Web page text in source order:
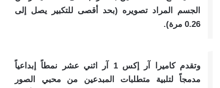
الجسم المراد تصويره (بحد أقصى للتكبير يصل إلى
0.26 مرة).
وتقدم كاميرا آر إكس 1 آر اثني عشر نمطاً إبداعياً
مدمجاً لتلبية متطلبات المبدعين من محبي الصور